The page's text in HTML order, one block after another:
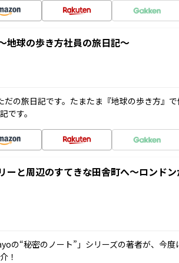
地球の歩き方社員の旅日記～
の旅日記です。たまたま『地球の歩き方』
です。
ーと周辺のすてきな田舎町へ～ロンド
の“秘密のノート”」シリーズの著者が、今度
！